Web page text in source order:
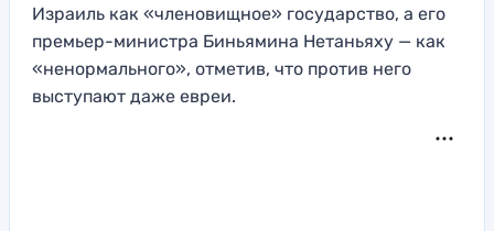
Израиль как «членовищное» государство, а его
премьер-министра Биньямина Нетаньяху — как
«ненормального», отметив, что против него
выступают даже евреи.